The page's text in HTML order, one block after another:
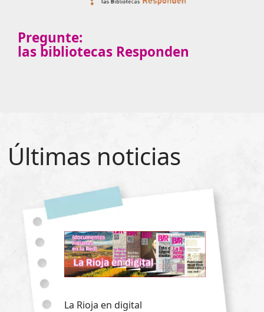
Pregunte:
las bibliotecas Responden
Últimas noticias
La Rioja en digital